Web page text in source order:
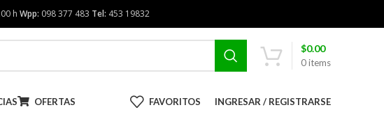
h Wpp: 098 377 483 Tel: 453 19832
0items
$0.00
OFERTAS FAVORITOS INGRESAR / REGISTRARSE